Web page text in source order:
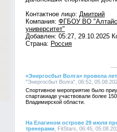
Контактное лицо: Дмитрий
Компания: ФГБОУ ВО
университет"
Добавлен: 05:27, 29.10.2025
Страна: Россия
«Энергосбыт Волга» провела
"Энергосбыт Волга", 06:52,
Спортивное мероприятие было
спартакиаде участвовали более
Владимирской области.
На Елагином острове 29 июля
тренерами , FitStars, 06:45,